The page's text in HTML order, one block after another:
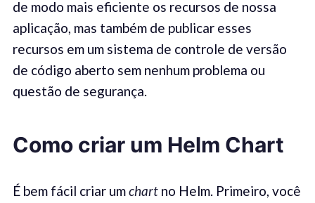
de modo mais eficiente os recursos de nossa
aplicação, mas também de publicar esses
recursos em um sistema de controle de versão
de código aberto sem nenhum problema ou
questão de segurança.
Como criar um Helm Chart
É bem fácil criar umchartno Helm. Primeiro, você